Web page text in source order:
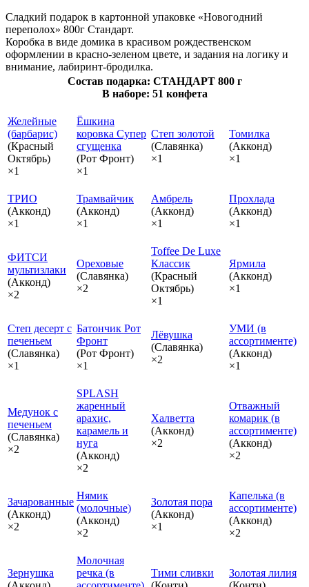
Сладкий подарок в картонной упаковке «Новогодний
переполох» 800г Стандарт.
Коробка в виде домика в красивом рождественском
оформлении в красно-зеленом цвете, и задания на логику и
внимание, лабиринт-бродилка.
Состав подарка: СТАНДАРТ 800 г
В наборе: 51 конфета
Желейные
(барбарис)
(Красный
Октябрь)
×1
Ёшкина
коровка Супер
сгущенка
(Рот Фронт)
×1
Степ золотой
(Славянка)
×1
Томилка
(Акконд)
×1
ТРИО
(Акконд)
×1
Трамвайчик
(Акконд)
×1
Амбрель
(Акконд)
×1
Прохлада
(Акконд)
×1
ФИТСИ
мультизлаки
(Акконд)
×2
Ореховые
(Славянка)
×2
Toffee De Luxe
Классик
(Красный
Октябрь)
×1
Ярмила
(Акконд)
×1
Степ десерт с
печеньем
(Славянка)
×1
Батончик Рот
Фронт
(Рот Фронт)
×1
Лёвушка
(Славянка)
×2
УМИ (в
ассортименте)
(Акконд)
×1
Медунок с
печеньем
(Славянка)
×2
SPLASH
жаренный
арахис,
карамель и
нуга
(Акконд)
×2
Халветта
(Акконд)
×2
Отважный
комарик (в
ассортименте)
(Акконд)
×2
Зачарованные
(Акконд)
×2
Нямик
(молочные)
(Акконд)
×2
Золотая пора
(Акконд)
×1
Капелька (в
ассортименте)
(Акконд)
×2
Зернушка
Молочная
речка (в
Тими сливки
Золотая лилия